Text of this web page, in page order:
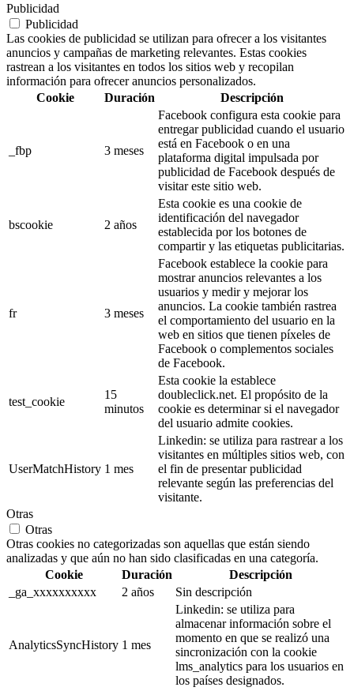
Publicidad
Publicidad
Las cookies de publicidad se utilizan para ofrecer a los visitantes
anuncios y campañas de marketing relevantes. Estas cookies
rastrean a los visitantes en todos los sitios web y recopilan
información para ofrecer anuncios personalizados.
Cookie
Duración Descripción
_fbp 3 meses
Facebook configura esta cookie para
entregar publicidad cuando el usuario
está en Facebook o en una
plataforma digital impulsada por
publicidad de Facebook después de
visitar este sitio web.
bscookie 2 años
Esta cookie es una cookie de
identificación del navegador
establecida por los botones de
compartir y las etiquetas publicitarias.
fr 3 meses
Facebook establece la cookie para
mostrar anuncios relevantes a los
usuarios y medir y mejorar los
anuncios. La cookie también rastrea
el comportamiento del usuario en la
web en sitios que tienen píxeles de
Facebook o complementos sociales
de Facebook.
test_cookie
15
minutos
Esta cookie la establece
doubleclick.net. El propósito de la
cookie es determinar si el navegador
del usuario admite cookies.
UserMatchHistory 1 mes
Linkedin: se utiliza para rastrear a los
visitantes en múltiples sitios web, con
el fin de presentar publicidad
relevante según las preferencias del
visitante.
Otras
Otras
Otras cookies no categorizadas son aquellas que están siendo
analizadas y que aún no han sido clasificadas en una categoría.
Cookie
Duración
Descripción
_ga_xxxxxxxxxx
2 años Sin descripción
AnalyticsSyncHistory 1 mes
Linkedin: se utiliza para
almacenar información sobre el
momento en que se realizó una
sincronización con la cookie
lms_analytics para los usuarios en
los países designados.